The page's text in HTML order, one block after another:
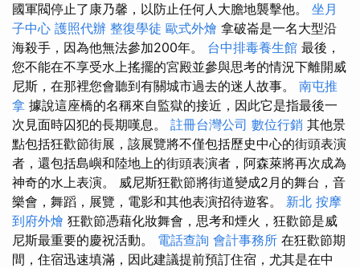
國軍閥停止了康乃馨，以防止任何人大膽地襲擊他。 坐月
子中心 護照代辦 整復學徒 歐式外燴 拿破崙是一名大型沿
海殺手，因為他無法參加200年。 台中排毒養生館 最後，
您不能在不享受水上搖擺的宮殿並參與思考的情況下離開威
尼斯，在那裡您會聽到有關城市過去的迷人故事。 南屯推
拿 據說這座橋的名稱來自監獄的接近，因此它是指最後一
次見面時囚犯的長期嘆息。 註冊台灣公司 數位行銷 其他景
點包括狂歡節街展，該展覽將不僅包括歷史中心的街頭表演
者，還包括島嶼和陸地上的街頭表演者，阿森萊將再次成為
神奇的水上表演。 威尼斯狂歡節將街道變成2月的舞台，音
樂會，舞蹈，展覽，電影和其他表演招待遊客。 新北 按摩
到府外燴 狂歡節憑藉化妝舞會，思考和煙火，狂歡節是威
尼斯最重要的慶祝活動。 電話查詢 會計事務所 在狂歡節期
間，住宿迅速填滿，因此建議提前預訂住宿，尤其是在中